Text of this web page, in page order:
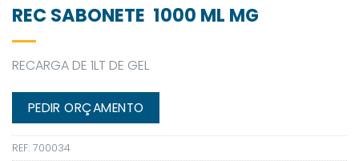
REC SABONETE 1000 ML MG
RECARGA DE 1LT DE GEL
PEDIR ORÇAMENTO
REF: 700034